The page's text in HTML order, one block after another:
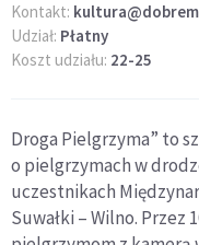
Kontakt:
Udział: Płatny
Koszt udziału: 22-25
Droga Pielgrzyma” to
o pielgrzymach w
uczestnikach
Suwałki – Wilno.